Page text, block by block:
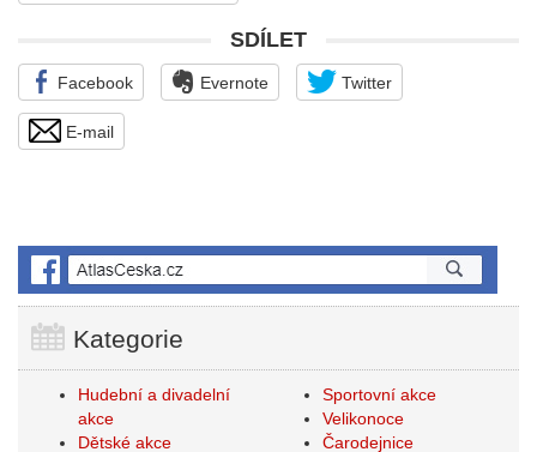
SDÍLET
Facebook Evernote Twitter
E-mail
Kategorie
Hudební a divadelní
akce
Dětské akce
Sportovní akce
Velikonoce
Čarodejnice